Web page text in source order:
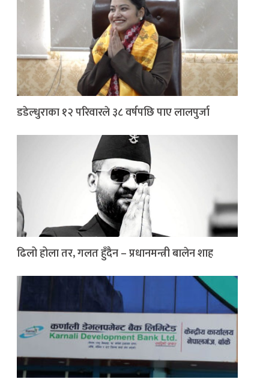
डडेल्धुराका १२ परिवारले ३८ वर्षपछि पाए लालपुर्जा
ढिलो होला तर, गलत हुँदैन – प्रधानमन्त्री बालेन शाह